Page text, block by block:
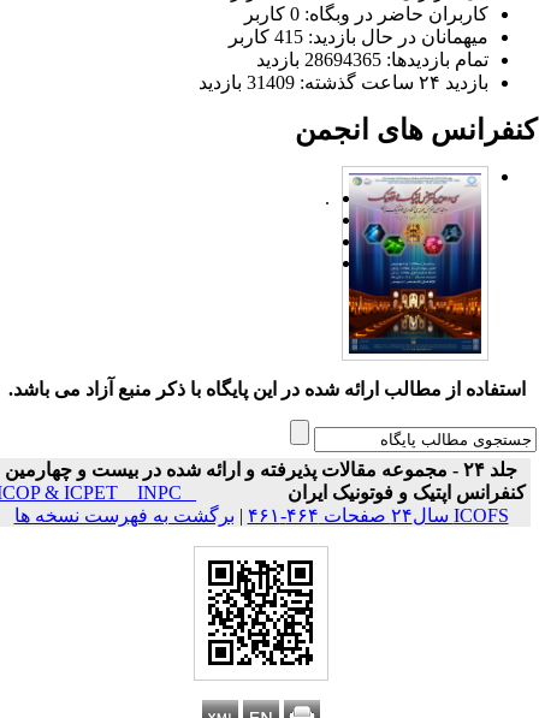
کاربران حاضر در وبگاه: 0 کاربر
میهمانان در حال بازدید: 415 کاربر
تمام بازدید‌ها: 28694365 بازدید
بازدید ۲۴ ساعت گذشته: 31409 بازدید
های انجمن
.
استفاده از مطالب ارائه شده در این پایگاه با ذکر منبع آزاد می باشد.
جلد ۲۴ - مجموعه مقالات پذیرفته و ارائه شده در بیست و چهارمین
کنفرانس اپتیک و فوتونیک ایران
ICOP & ICPET _ INPC _
ICOFS سال۲۴ صفحات ۴۶۴-۴۶۱
|برگشت به فهرست نسخه ها